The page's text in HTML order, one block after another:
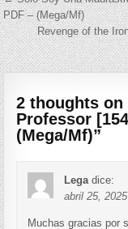
PDF – (Mega/Mf)
Revenge of the
2 thoughts on
Professor
(Mega/Mf)”
Lega dice:
abril 25,
Muchas gracias por